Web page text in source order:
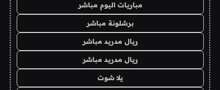
مباريات اليوم مباشر
برشلونة مباشر
ريال مدريد مباشر
ريال مدريد مباشر
يلا شوت